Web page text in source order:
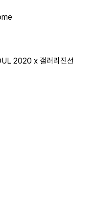
2020 x 갤러리진선